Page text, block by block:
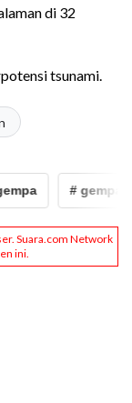
di 32
tsunami.
# gempa